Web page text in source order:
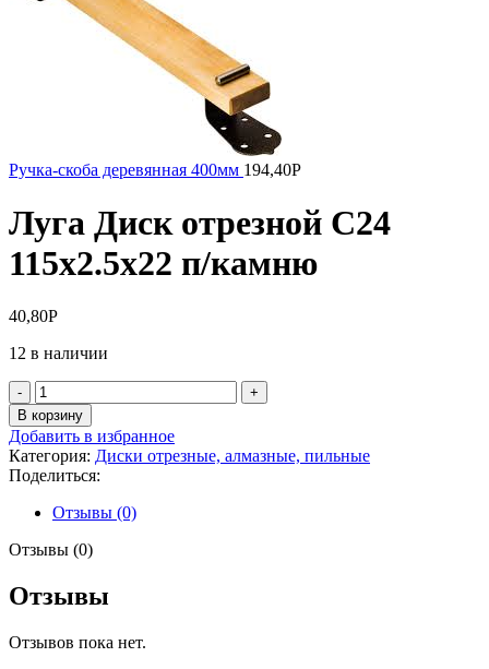
Ручка-скоба деревянная 400мм 194,40Р
Луга Диск отрезной С24
115х2.5х22 п/камню
40,80Р
12 в наличии
Количество
товара
Луга
Диск
отрезной
С24
115х2.5х22
камню
В корзину
Добавить в избранное
Категория: Диски отрезные, алмазные, пильные
Поделиться:
Отзывы (0)
Отзывы (0)
Отзывы
Отзывов пока нет.